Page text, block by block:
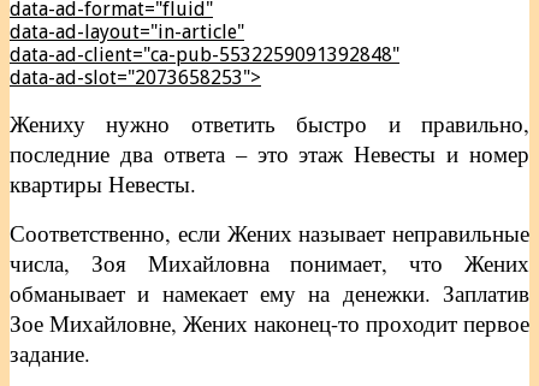
data-ad-format="fluid"
data-ad-layout="in-article"
data-ad-client="ca-pub-5532259091392848"
data-ad-slot="2073658253">
Жениху нужно ответить быстро и правильно,
последние два ответа – это этаж Невесты и номер
квартиры Невесты.
Соответственно, если Жених называет неправильные
числа, Зоя Михайловна понимает, что Жених
обманывает и намекает ему на денежки. Заплатив
Зое Михайловне, Жених наконец-то проходит первое
задание.